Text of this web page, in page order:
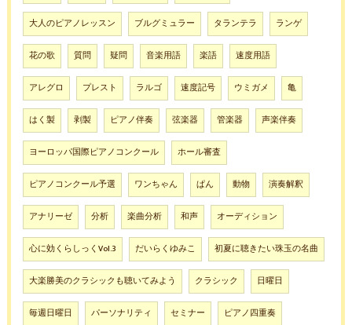
大人のピアノレッスン ブルグミュラー タランテラ ランゲ
花の歌 質問 疑問 音楽用語 楽語 速度用語
アレグロ プレスト ラルゴ 速度記号 ウミガメ 亀
はく製 剥製 ピアノ伴奏 弦楽器 管楽器 声楽伴奏
ヨーロッパ国際ピアノコンクール ホール審査
ピアノコンクール予選 ワンちゃん ぱん 動物 演奏解釈
アナリーゼ 分析 楽曲分析 和声 オーディション
心に効くらしっくVol.3 だいらくゆみこ 初夏に聴きたい珠玉の名曲
大楽勝美のクラシックも聴いてみよう クラシック 日曜日
毎週日曜日 パーソナリティ セミナー ピアノ四重奏